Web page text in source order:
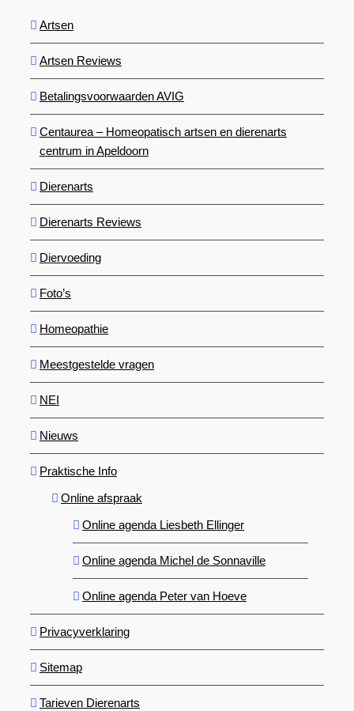
Artsen
Artsen Reviews
Betalingsvoorwaarden AVIG
Centaurea – Homeopatisch artsen en dierenarts
centrum in Apeldoorn
Dierenarts
Dierenarts Reviews
Diervoeding
Foto’s
Homeopathie
Meestgestelde vragen
NEI
Nieuws
Praktische Info
Online afspraak
Online agenda Liesbeth Ellinger
Online agenda Michel de Sonnaville
Online agenda Peter van Hoeve
Privacyverklaring
Sitemap
Tarieven Dierenarts